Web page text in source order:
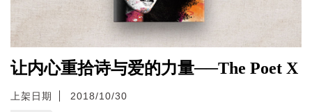
让内心重拾诗与爱的力量──The Poet X
上架日期 2018/10/30